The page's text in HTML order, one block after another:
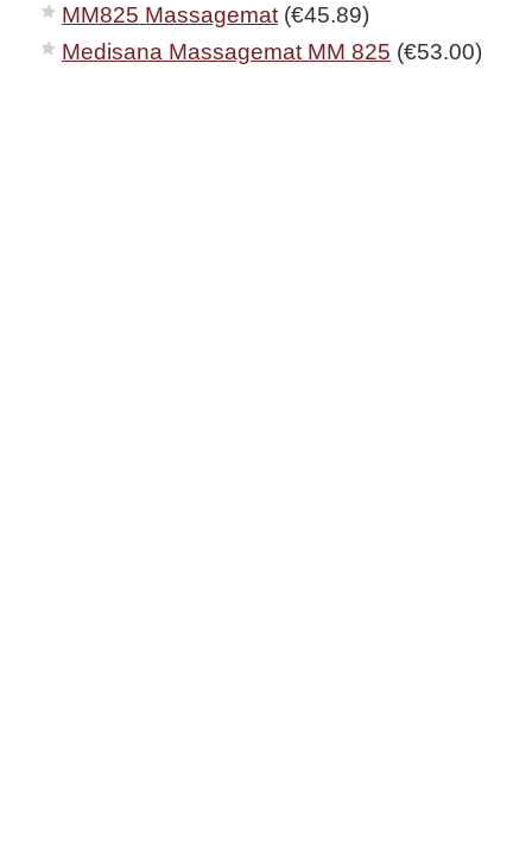
MM825 Massagemat(€45.89)
Medisana Massagemat MM 825 (€53.00)